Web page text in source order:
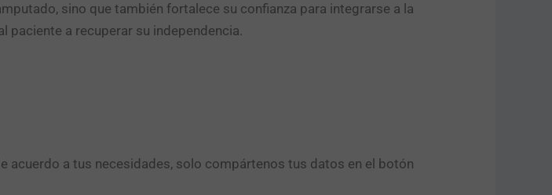
sino que también fortalece su confianza para integrarse a la
paciente a recuperar su independencia.
a tus necesidades, solo compártenos tus datos en el botón